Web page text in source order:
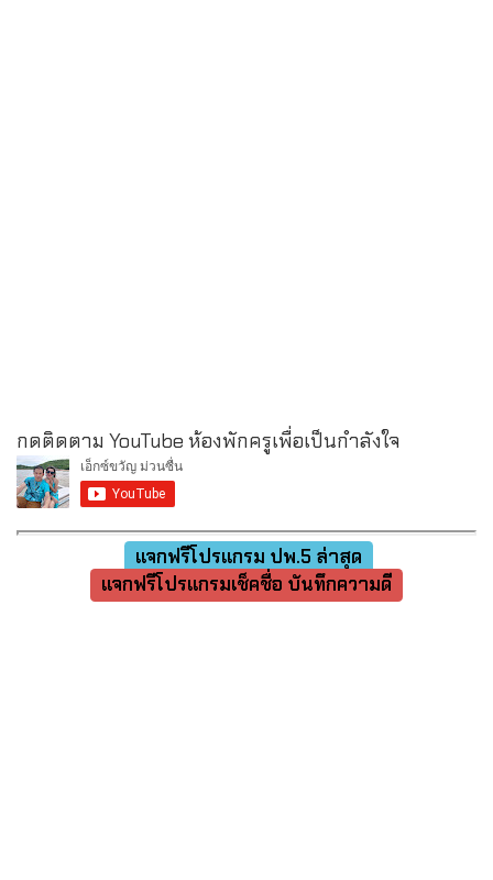
กดติดตาม YouTube ห้องพักครูเพื่อเป็นกำลังใจ
แจกฟรีโปรแกรม ปพ.5 ล่าสุด
แจกฟรีโปรแกรมเช็คชื่อ บันทึกความดี